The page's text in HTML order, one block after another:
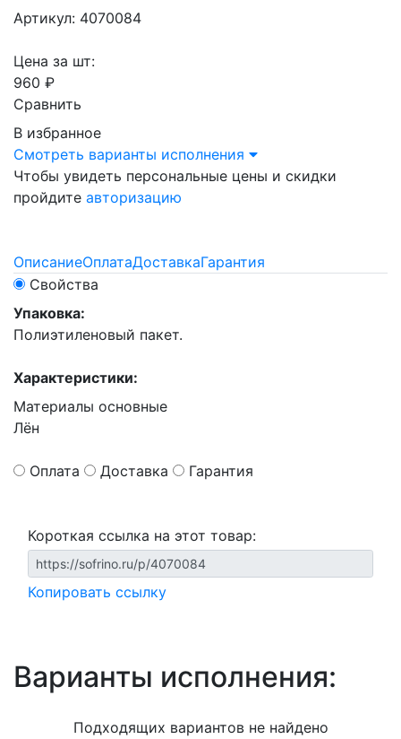
Артикул: 4070084
Цена за шт:
960 ₽
Сравнить
В избранное
Смотреть варианты исполнения
Чтобы увидеть персональные цены и скидки
пройдите авторизацию
ОписаниеОплатаДоставкаГарантия
Свойства
Упаковка:
Полиэтиленовый пакет.
Характеристики:
Материалы основные
Лён
Оплата Доставка Гарантия
Короткая ссылка на этот товар:
Копировать ссылку
Варианты исполнения:
Подходящих вариантов не найдено